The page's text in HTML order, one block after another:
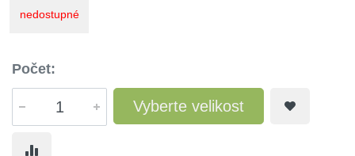
nedostupné
Počet:
Vyberte velikost